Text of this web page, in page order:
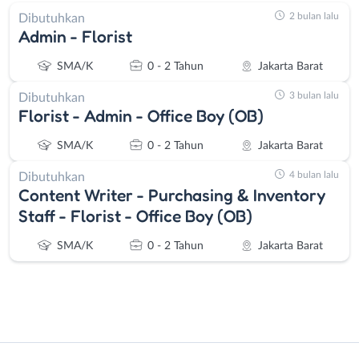
Dibutuhkan
Admin - Florist
SMA/K 0 - 2 Tahun Jakarta Barat
2 bulan lalu
Dibutuhkan
Florist - Admin - Office Boy (OB)
SMA/K 0 - 2 Tahun Jakarta Barat
3 bulan lalu
Dibutuhkan
Content Writer - Purchasing & Inventory
Staff - Florist - Office Boy (OB)
SMA/K 0 - 2 Tahun Jakarta Barat
4 bulan lalu
Administrasi
Bebas